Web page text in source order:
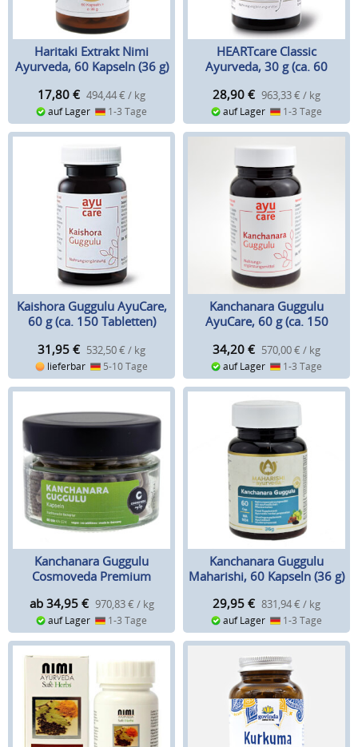
Haritaki Extrakt Nimi
Ayurveda, 60 Kapseln (36 g)
17,80 € 494,44 € / kg
auf Lager 1-3 Tage
HEARTcare Classic
Ayurveda, 30 g (ca. 60
28,90 € 963,33 € / kg
auf Lager 1-3 Tage
Kaishora Guggulu AyuCare,
60 g (ca. 150 Tabletten)
31,95 € 532,50 € / kg
lieferbar 5-10 Tage
Kanchanara Guggulu
AyuCare, 60 g (ca. 150
34,20 € 570,00 € / kg
auf Lager 1-3 Tage
Kanchanara Guggulu
Cosmoveda Premium
ab 34,95 € 970,83 € / kg
auf Lager 1-3 Tage
Kanchanara Guggulu
Maharishi, 60 Kapseln (36 g)
29,95 € 831,94 € / kg
auf Lager 1-3 Tage